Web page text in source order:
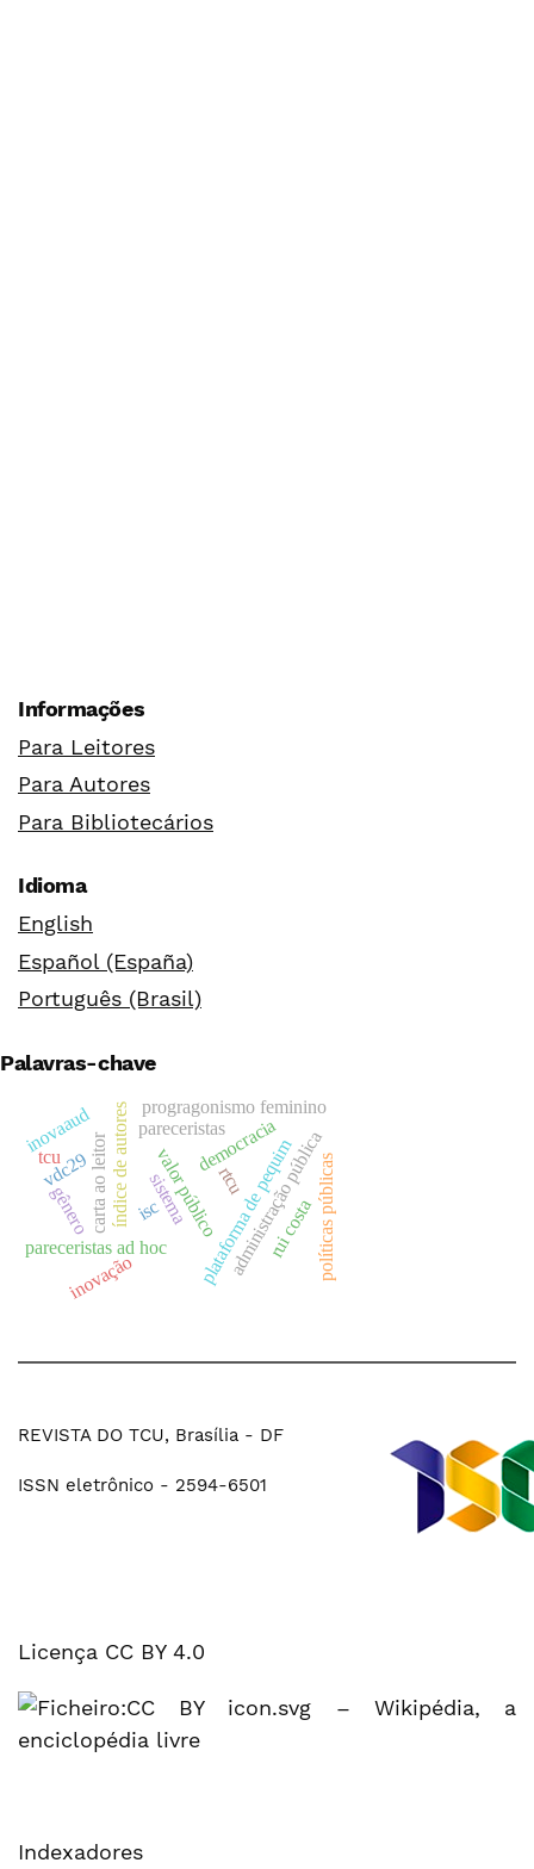
Informações
Para Leitores
Para Autores
Para Bibliotecários
Idioma
English
Español (España)
Português (Brasil)
Palavras-chave
pareceristas ad hoc
índice de autores
carta ao leitor plataforma de pequim
gênero
progragonismo feminino
administração pública
valor público
inovaaud
vdc29
tcu
isc
pareceristasdemocracia
políticas públicas
sistema rtcu
inovação
rui costa
REVISTA DO TCU, Brasília - DF
ISSN eletrônico - 2594-6501
Licença CC BY 4.0
Indexadores